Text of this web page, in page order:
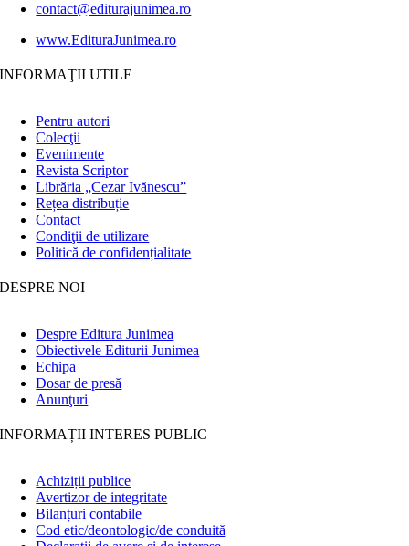
contact@editurajunimea.ro
www.EdituraJunimea.ro
INFORMAŢII UTILE
Pentru autori
Colecţii
Evenimente
Revista Scriptor
Librăria „Cezar Ivănescu”
Rețea distribuție
Contact
Condiţii de utilizare
Politică de confidențialitate
DESPRE NOI
Despre Editura Junimea
Obiectivele Editurii Junimea
Echipa
Dosar de presă
Anunţuri
INFORMAȚII INTERES PUBLIC
Achiziții publice
Avertizor de integritate
Bilanțuri contabile
Cod etic/deontologic/de conduită